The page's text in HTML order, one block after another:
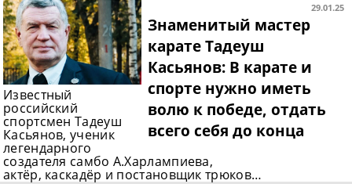
29.01.25
Знаменитый мастер
карате Тадеуш
Касьянов: В карате и
спорте нужно иметь
волю к победе, отдать
всего себя до конца
Известный
российский
спортсмен Тадеуш
Касьянов, ученик
легендарного
создателя самбо А.Харлампиева,
актёр, каскадёр и постановщик трюков…